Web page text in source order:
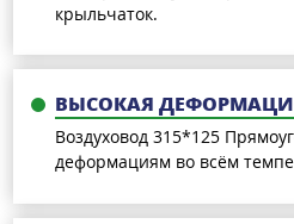
крыльчаток.
ВЫСОКАЯ
Воздуховод 315*125
деформациям во всём